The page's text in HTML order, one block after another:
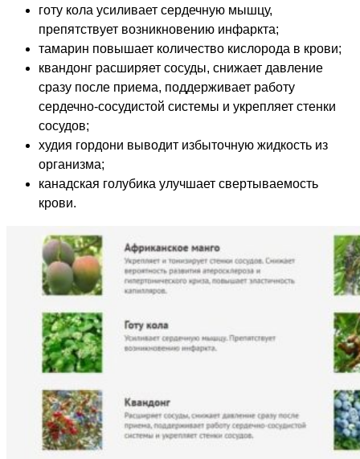
готу кола усиливает сердечную мышцу,
препятствует возникновению инфаркта;
тамарин повышает количество кислорода в крови;
квандонг расширяет сосуды, снижает давление
сразу после приема, поддерживает работу
сердечно-сосудистой системы и укрепляет стенки
сосудов;
худия гордони выводит избыточную жидкость из
организма;
канадская голубика улучшает свертываемость
крови.